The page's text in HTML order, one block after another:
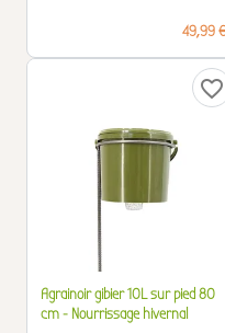
Prix
49,99
favorite_border
Agrainoir gibier 10L sur pied 80
cm - Nourrissage hivernal